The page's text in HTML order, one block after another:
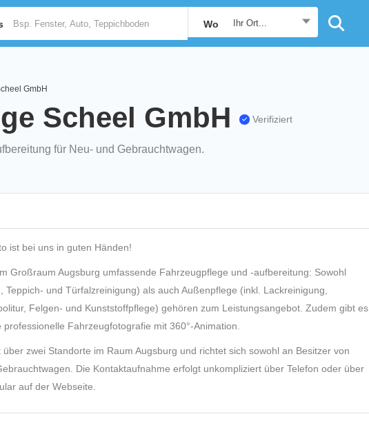
Wo Ihr Ort...
GmbH
Scheel GmbH Verifiziert
für Neu- und Gebrauchtwagen.
ist bei uns in guten Händen!
Großraum Augsburg umfassende Fahrzeugpflege und ‑aufbereitung: Sowohl
Teppich- und Türfalzreinigung) als auch Außenpflege (inkl. Lackreinigung,
Felgen- und Kunststoffpflege) gehören zum Leistungsangebot. Zudem gibt es
Fahrzeugfotografie mit 360°‑Animation.
zwei Standorte im Raum Augsburg und richtet sich sowohl an Besitzer von
Die Kontaktaufnahme erfolgt unkompliziert über Telefon oder über
auf der Webseite.